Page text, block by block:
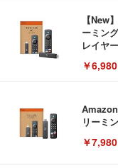
【New
ーミン
レイヤー
￥6,980
リーミ
￥7,980